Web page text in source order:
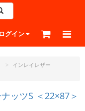
ログイン
インレイレザー
ッツS ＜22×87＞